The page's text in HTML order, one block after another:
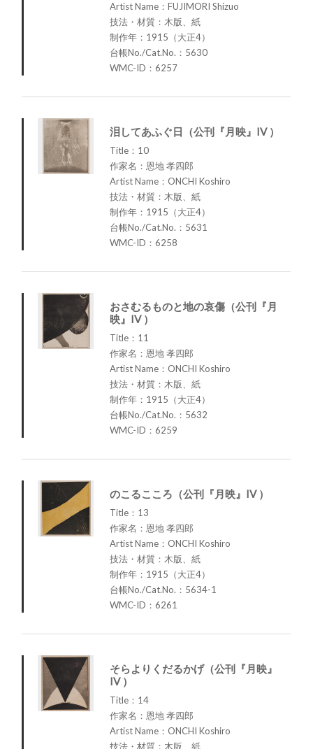
Artist Name：FUJIMORI Shizuo
技法・材質：木版、紙
制作年：1915（大正4）
台帳No./Cat.No.：5630
WMC-ID：6257
泪してあふぐ日（公刊『月映』IV ）
Title：10
作家名：恩地 孝四郎
Artist Name：ONCHI Koshiro
技法・材質：木版、紙
制作年：1915（大正4）
台帳No./Cat.No.：5631
WMC-ID：6258
おさむるものと地の哀傷（公刊『月
映』IV ）
Title：11
作家名：恩地 孝四郎
Artist Name：ONCHI Koshiro
技法・材質：木版、紙
制作年：1915（大正4）
台帳No./Cat.No.：5632
WMC-ID：6259
のこるこころ（公刊『月映』IV ）
Title：13
作家名：恩地 孝四郎
Artist Name：ONCHI Koshiro
技法・材質：木版、紙
制作年：1915（大正4）
台帳No./Cat.No.：5634-1
WMC-ID：6261
そらよりくだるかげ（公刊『月映』
IV ）
Title：14
作家名：恩地 孝四郎
Artist Name：ONCHI Koshiro
技法・材質：木版、紙